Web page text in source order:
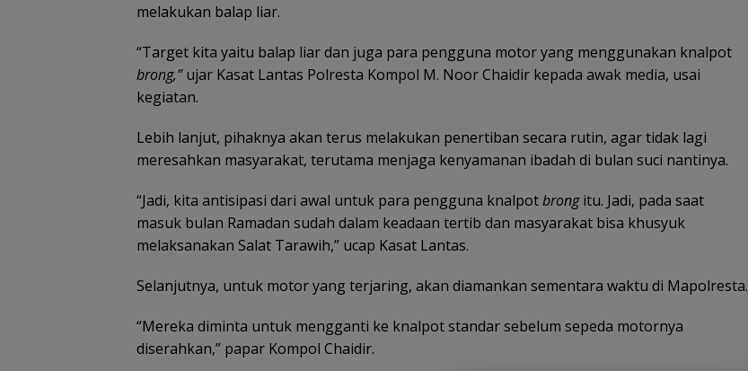
melakukan balap liar.
“Target kita yaitu balap liar dan juga para pengguna motor yang menggunakan knalpot
brong,”ujar Kasat Lantas Polresta Kompol M. Noor Chaidir kepada awak media, usai
kegiatan.
Lebih lanjut, pihaknya akan terus melakukan penertiban secara rutin, agar tidak lagi
meresahkan masyarakat, terutama menjaga kenyamanan ibadah di bulan suci nantinya.
“Jadi, kita antisipasi dari awal untuk para pengguna knalpotbrongitu. Jadi, pada saat
masuk bulan Ramadan sudah dalam keadaan tertib dan masyarakat bisa khusyuk
melaksanakan Salat Tarawih,” ucap Kasat Lantas.
Selanjutnya, untuk motor yang terjaring, akan diamankan sementara waktu di Mapolresta.
“Mereka diminta untuk mengganti ke knalpot standar sebelum sepeda motornya
diserahkan,” papar Kompol Chaidir.